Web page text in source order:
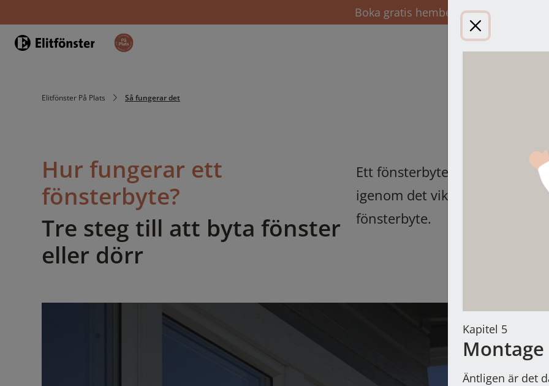
Boka gratis hembesök
Elitfönster På Plats Så fungerar det
Hur fungerar ett
fönsterbyte?
Tre steg till att byta fönster
eller dörr
Ett fönsterbyte behöver inte
igenom det viktigaste du
fönsterbyte.
Kapitel 5
Montage
Äntligen är det